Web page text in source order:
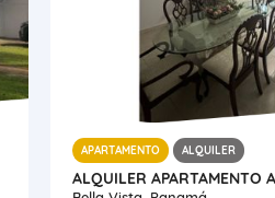
APARTAMENTO ALQUILER